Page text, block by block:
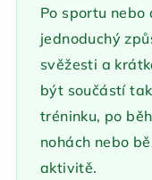
Po sportu
jednoduchý
svěžesti a
být součástí
tréninku, po
nohách nebo
aktivitě.